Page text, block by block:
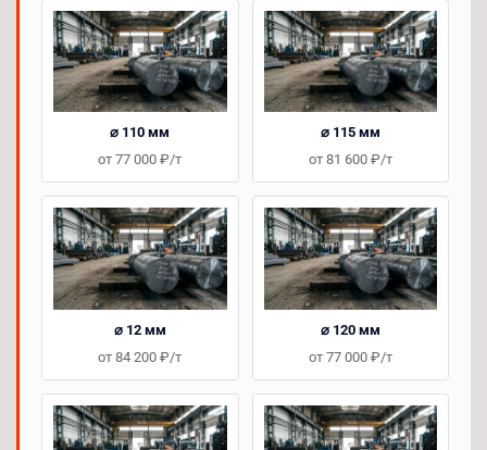
⌀ 110 мм
от 77 000 ₽/т
⌀ 115 мм
от 81 600 ₽/т
⌀ 12 мм
от 84 200 ₽/т
⌀ 120 мм
от 77 000 ₽/т